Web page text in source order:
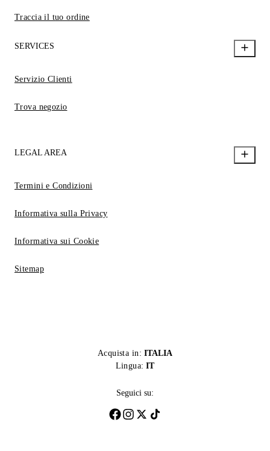
Traccia il tuo ordine
SERVICES
Servizio Clienti
Trova negozio
LEGAL AREA
Termini e Condizioni
Informativa sulla Privacy
Informativa sui Cookie
Sitemap
Acquista in: ITALIA
Lingua: IT
Seguici su: